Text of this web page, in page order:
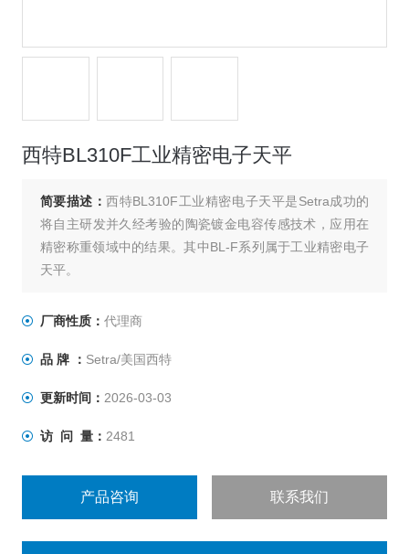
西特BL310F工业精密电子天平
简要描述：西特BL310F工业精密电子天平是Setra成功的
将自主研发并久经考验的陶瓷镀金电容传感技术，应用在
精密称重领域中的结果。其中BL-F系列属于工业精密电子
天平。
厂商性质： 代理商
品 牌 ： Setra/美国西特
更新时间： 2026-03-03
访 问 量： 2481
产品咨询 联系我们